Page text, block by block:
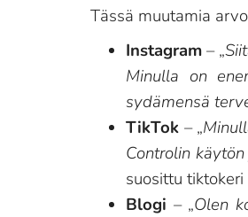
Tässä muutamia
Instagram– „
Minulla on
sydämensä
TikTok – „
Controlin
suosittu tiktokeri
Blogi – „Olen